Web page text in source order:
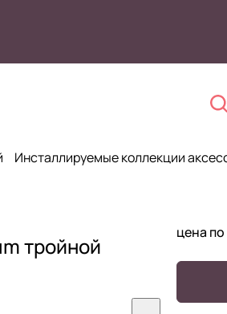
Инсталлируемые коллекции
тройной
цена